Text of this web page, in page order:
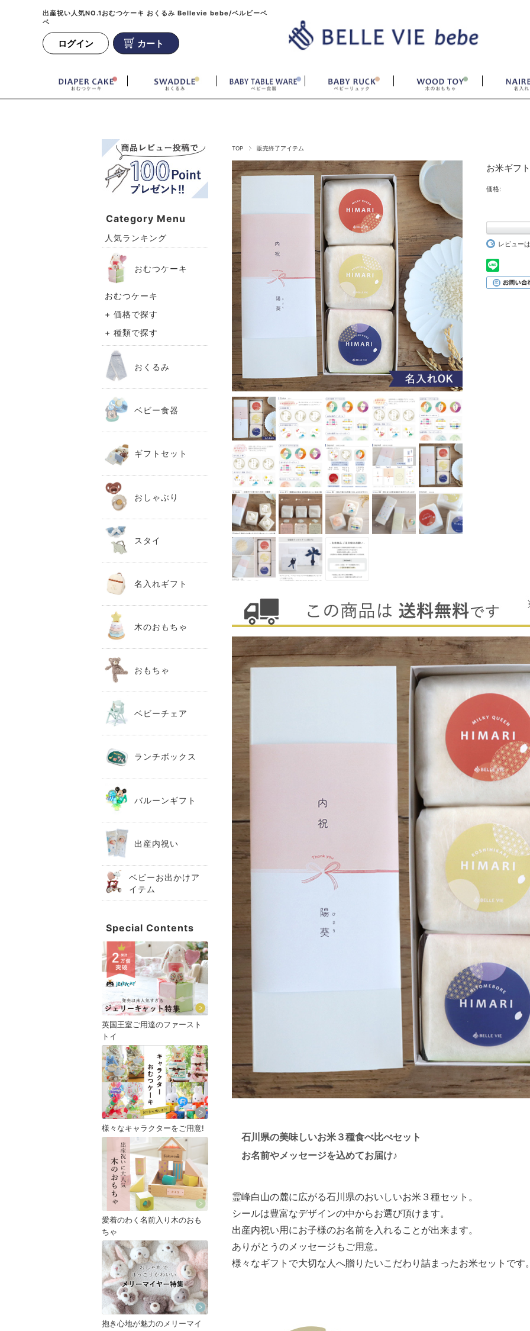
出産祝い人気NO.1おむつケーキ おくるみ Bellevie bebe/ベルビーベ
ベ
ログイン カート
TOP 販売終了アイテム
お米ギフ
価格:
レビュー
石川県の美味しいお米３種食べ比べセット
お名前やメッセージを込めてお届け♪
霊峰白山の麓に広がる石川県のおいしいお米３種セット。
シールは豊富なデザインの中からお選び頂けます。
出産内祝い用にお子様のお名前を入れることが出来ます。
ありがとうのメッセージもご用意。
様々なギフトで大切な人へ贈りたいこだわり詰まったお米セットです
Category Menu
人気ランキング
おむつケーキ
おむつケーキ
+ 価格で探す
+ 種類で探す
おくるみ
ベビー食器
ギフトセット
おしゃぶり
スタイ
名入れギフト
木のおもちゃ
おもちゃ
ベビーチェア
ランチボックス
バルーンギフト
出産内祝い
ベビーお出かけア
イテム
Special Contents
英国王室ご用達のファースト
トイ
様々なキャラクターをご用意!
愛着のわく名前入り木のおも
ちゃ
抱き心地が魅力のメリーマイ